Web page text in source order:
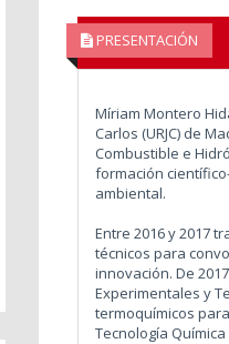
PRESENTACIÓN
Míriam Montero
Carlos (URJC) de
Combustible e
formación
ambiental.
Entre 2016 y 2017
técnicos para
innovación. De
Experimentales y
termoquímicos
Tecnología